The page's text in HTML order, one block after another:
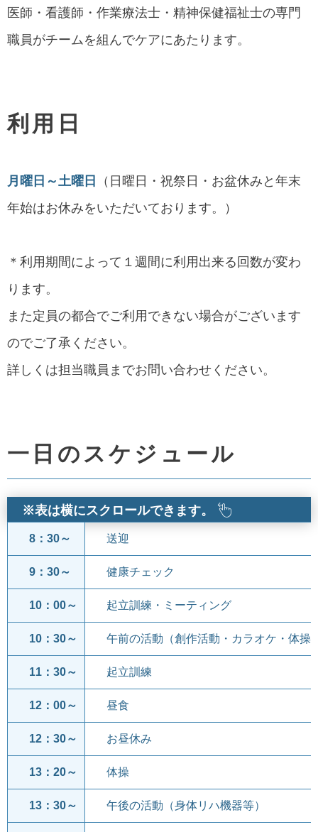
医師・看護師・作業療法士・精神保健福祉士の専門
職員がチームを組んでケアにあたります。
利用日
月曜日～土曜日
（日曜日・祝祭日・お盆休みと年末
年始はお休みをいただいております。）
＊利用期間によって１週間に利用出来る回数が変わ
ります。
また定員の都合でご利用できない場合がございます
のでご了承ください。
詳しくは担当職員までお問い合わせください。
一日のスケジュール
※表は横にスクロールできます。
8：30～ 送迎
9：30～ 健康チェック
10：00～ 起立訓練・ミーティング
10：30～ 午前の活動（創作活動・カラオケ・体操
11：30～ 起立訓練
12：00～ 昼食
12：30～ お昼休み
13：20～ 体操
13：30～ 午後の活動（身体リハ機器等）